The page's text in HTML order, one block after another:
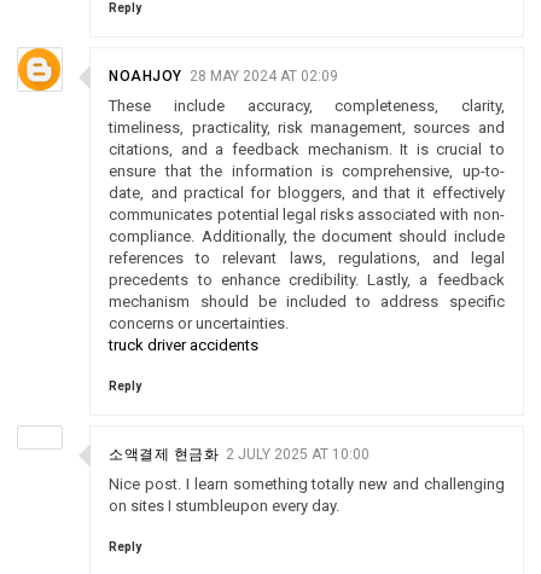
Reply
NOAHJOY 28 MAY 2024 AT 02:09
These include accuracy, completeness, clarity,
timeliness, practicality, risk management, sources and
citations, and a feedback mechanism. It is crucial to
ensure that the information is comprehensive, up-to-
date, and practical for bloggers, and that it effectively
communicates potential legal risks associated with non-
compliance. Additionally, the document should include
references to relevant laws, regulations, and legal
precedents to enhance credibility. Lastly, a feedback
mechanism should be included to address specific
concerns or uncertainties.
truck driver accidents
Reply
소액결제 현금화 2 JULY 2025 AT 10:00
Nice post. I learn something totally new and challenging
on sites I stumbleupon every day.
Reply